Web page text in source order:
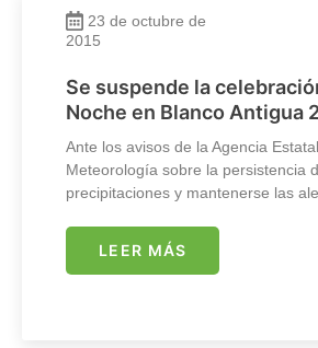
23 de octubre de
2015
Se suspende la
Noche en Blanco Antigua
Ante los avisos de la Agencia
Meteorología sobre la persistencia
precipitaciones y mantenerse las
LEER MÁS